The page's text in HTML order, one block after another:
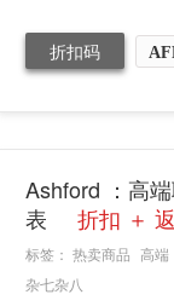
折扣码
Ashford ：高
表
折扣 ＋
标签： 热卖商品 高端
杂七杂八